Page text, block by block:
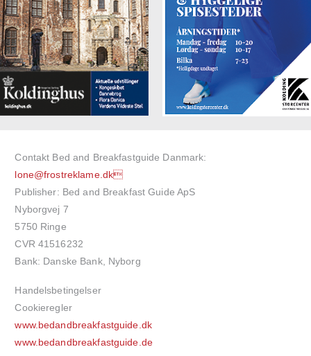
Contakt Bed and Breakfastguide Danmark:
lone@frostreklame.dk
Publisher: Bed and Breakfast Guide ApS
Nyborgvej 7
5750 Ringe
CVR 41516232
Bank: Danske Bank, Nyborg
Handelsbetingelser
Cookieregler
www.bedandbreakfastguide.dk
www.bedandbreakfastguide.de